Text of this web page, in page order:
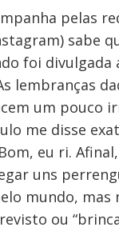
pelas
sabe
foi divulgada
lembranças
um pouco
me disse
eu ri.
uns
mundo, mas
ou